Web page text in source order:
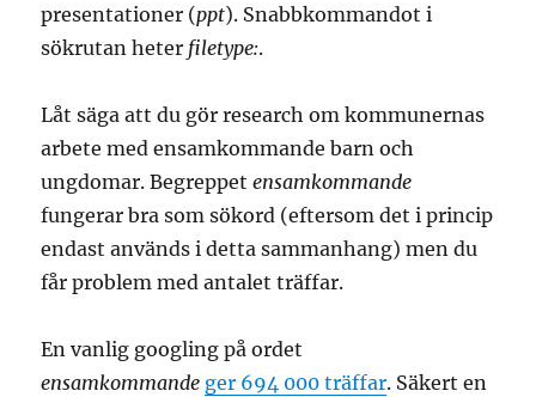
presentationer (ppt). Snabbkommandot i
sökrutan heter filetype:.
Låt säga att du gör research om kommunernas
arbete med ensamkommande barn och
ungdomar. Begreppetensamkommande
fungerar bra som sökord (eftersom det i princip
endast används i detta sammanhang) men du
får problem med antalet träffar.
En vanlig googling på ordet
ensamkommande ger 694 000 träffar. Säkert en